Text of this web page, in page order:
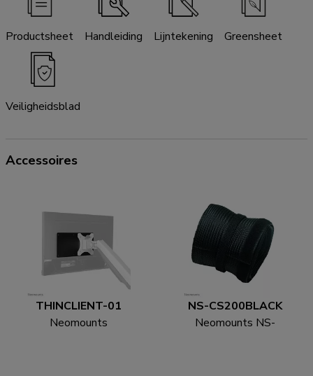
Productsheet Handleiding Lijntekening Greensheet
Veiligheidsblad
Accessoires
THINCLIENT-01
Neomounts
NS-CS200BLACK
Neomounts NS-